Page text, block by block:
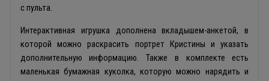
с пульта.
Интерактивная игрушка дополнена вкладышем-анкетой, в
которой можно раскрасить портрет Кристины и указать
дополнительную информацию. Также в комплекте есть
маленькая бумажная куколка, которую можно нарядить и